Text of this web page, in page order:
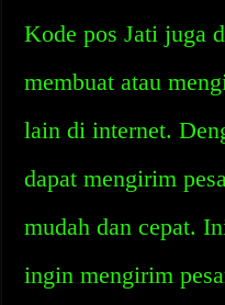
Kode pos Jati juga
membuat atau
lain di internet.
dapat mengirim
mudah dan cepat.
ingin mengirim